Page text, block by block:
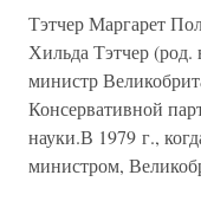
Тэтчер Маргарет
Хильда Тэтчер
министр
Консервативной
науки.В 1979 г.,
министром,